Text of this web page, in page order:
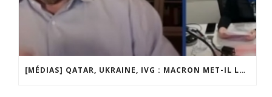
[MÉDIAS] QATAR, UKRAINE, IVG : MACRON MET-IL LA FRANCE EN DANGER ? JF POISSON INVITÉ DE LIGNE DROITE SUR RADIO COURTOISIE